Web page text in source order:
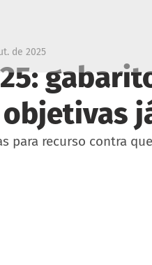
de 2025
para recurso contra